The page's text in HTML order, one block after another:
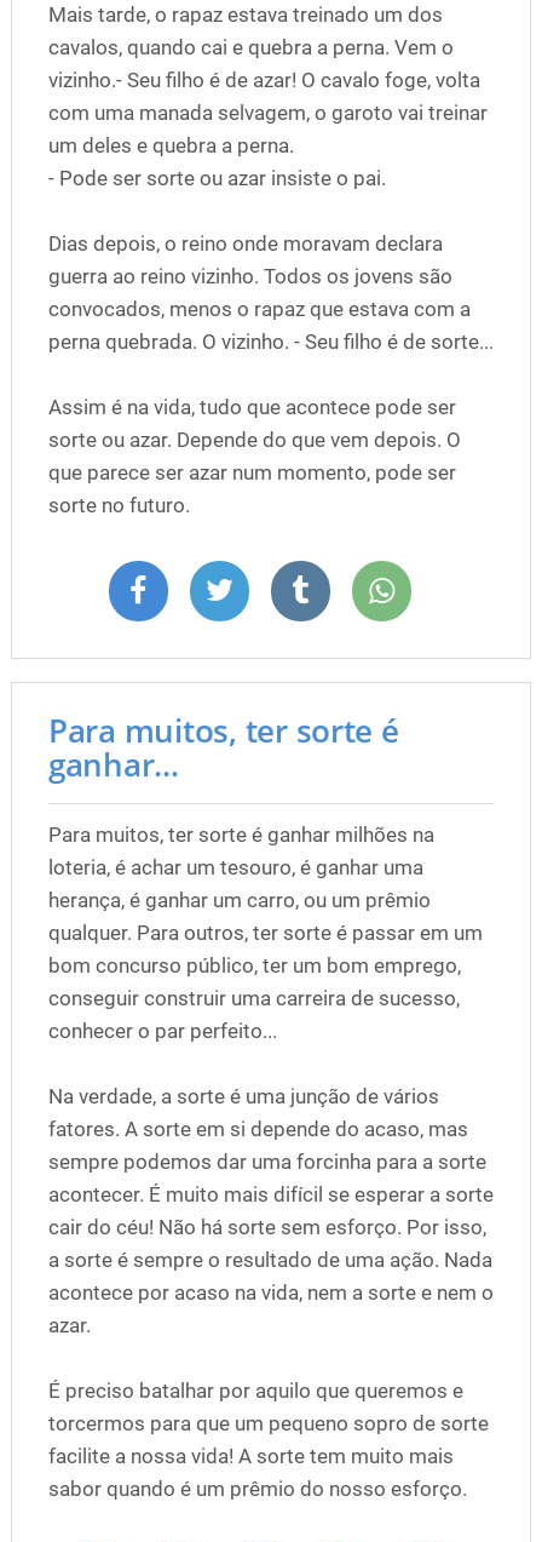
Mais tarde, o rapaz estava treinado um dos
cavalos, quando cai e quebra a perna. Vem o
vizinho.- Seu filho é de azar! O cavalo foge, volta
com uma manada selvagem, o garoto vai treinar
um deles e quebra a perna.
- Pode ser sorte ou azar insiste o pai.
Dias depois, o reino onde moravam declara
guerra ao reino vizinho. Todos os jovens são
convocados, menos o rapaz que estava com a
perna quebrada. O vizinho. - Seu filho é de sorte...
Assim é na vida, tudo que acontece pode ser
sorte ou azar. Depende do que vem depois. O
que parece ser azar num momento, pode ser
sorte no futuro.
Para muitos, ter sorte é
ganhar...
Para muitos, ter sorte é ganhar milhões na
loteria, é achar um tesouro, é ganhar uma
herança, é ganhar um carro, ou um prêmio
qualquer. Para outros, ter sorte é passar em um
bom concurso público, ter um bom emprego,
conseguir construir uma carreira de sucesso,
conhecer o par perfeito...
Na verdade, a sorte é uma junção de vários
fatores. A sorte em si depende do acaso, mas
sempre podemos dar uma forcinha para a sorte
acontecer. É muito mais difícil se esperar a sorte
cair do céu! Não há sorte sem esforço. Por isso,
a sorte é sempre o resultado de uma ação. Nada
acontece por acaso na vida, nem a sorte e nem o
azar.
É preciso batalhar por aquilo que queremos e
torcermos para que um pequeno sopro de sorte
facilite a nossa vida! A sorte tem muito mais
sabor quando é um prêmio do nosso esforço.